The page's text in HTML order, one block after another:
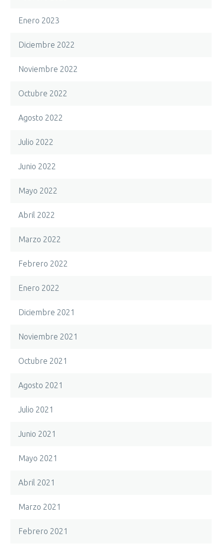
Enero 2023
Diciembre 2022
Noviembre 2022
Octubre 2022
Agosto 2022
Julio 2022
Junio 2022
Mayo 2022
Abril 2022
Marzo 2022
Febrero 2022
Enero 2022
Diciembre 2021
Noviembre 2021
Octubre 2021
Agosto 2021
Julio 2021
Junio 2021
Mayo 2021
Abril 2021
Marzo 2021
Febrero 2021